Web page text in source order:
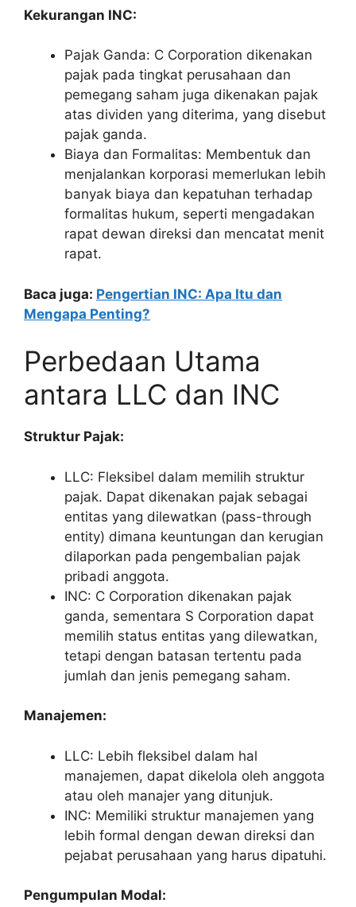
Kekurangan INC:
Pajak Ganda: C Corporation dikenakan
pajak pada tingkat perusahaan dan
pemegang saham juga dikenakan pajak
atas dividen yang diterima, yang disebut
pajak ganda.
Biaya dan Formalitas: Membentuk dan
menjalankan korporasi memerlukan lebih
banyak biaya dan kepatuhan terhadap
formalitas hukum, seperti mengadakan
rapat dewan direksi dan mencatat menit
rapat.
Baca juga: Pengertian INC: Apa Itu dan
Mengapa Penting?
Perbedaan Utama
antara LLC dan INC
Struktur Pajak:
LLC: Fleksibel dalam memilih struktur
pajak. Dapat dikenakan pajak sebagai
entitas yang dilewatkan (pass-through
entity) dimana keuntungan dan kerugian
dilaporkan pada pengembalian pajak
pribadi anggota.
INC: C Corporation dikenakan pajak
ganda, sementara S Corporation dapat
memilih status entitas yang dilewatkan,
tetapi dengan batasan tertentu pada
jumlah dan jenis pemegang saham.
Manajemen:
LLC: Lebih fleksibel dalam hal
manajemen, dapat dikelola oleh anggota
atau oleh manajer yang ditunjuk.
INC: Memiliki struktur manajemen yang
lebih formal dengan dewan direksi dan
pejabat perusahaan yang harus dipatuhi.
Pengumpulan Modal: